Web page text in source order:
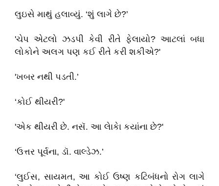
લુઇસે માથું હલાવ્યું. ‘શું લાગે છે?’
'ચેપ એટલો ઝડપી કેવી રીતે ફેલાયો? આટલાં બધા
લોકોને અલગ પણ કઈ રીતે કરી શકીએ?'
'ખબર નથી પડતી.’
‘કોઈ થીયરી?'
'એક થીયરી છે. નસૅ. આ લેાકેા કયાંના છે?'
‘ઉત્તર પૂર્વના, ડૉ. વાલ્ડેઝ.’
‘લુઈસ, સાયમત, આ કોઈ ઉષ્ણ કટિબંધનો રોગ લાગે